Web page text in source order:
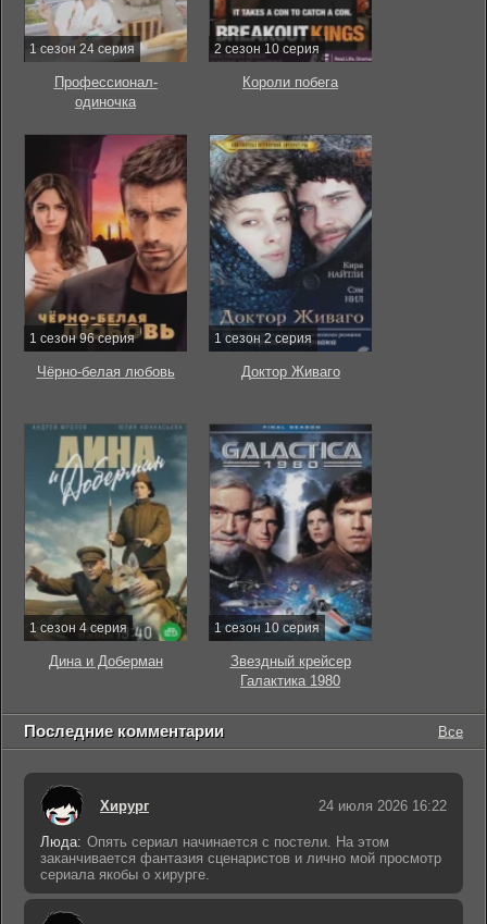
1 сезон 24 серия
Профессионал-
одиночка
2 сезон 10 серия
Короли побега
1 сезон 96 серия
Чёрно-белая любовь
1 сезон 2 серия
Доктор Живаго
1 сезон 4 серия
Дина и Доберман
1 сезон 10 серия
Звездный крейсер
Галактика 1980
Последние комментарии Все
Хирург 24 июля 2026 16:22
Люда: Опять сериал начинается с постели. На этом
заканчивается фантазия сценаристов и лично мой просмотр
сериала якобы о хирурге.